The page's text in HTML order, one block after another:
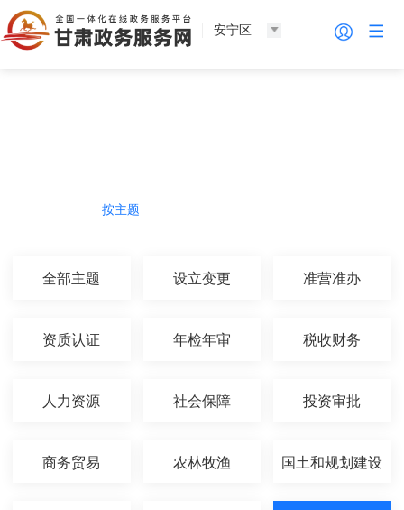
安宁区
按主题
全部主题 设立变更 准营准办
资质认证 年检年审 税收财务
人力资源 社会保障 投资审批
商务贸易 农林牧渔 国土和规划建设